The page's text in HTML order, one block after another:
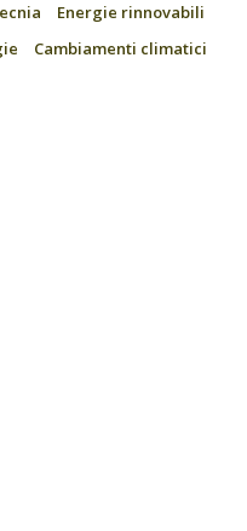
Energie rinnovabili
Cambiamenti climatici